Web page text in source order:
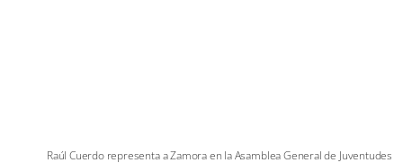
Raúl Cuerdo representa a Zamora en la Asamblea General de Juventudes